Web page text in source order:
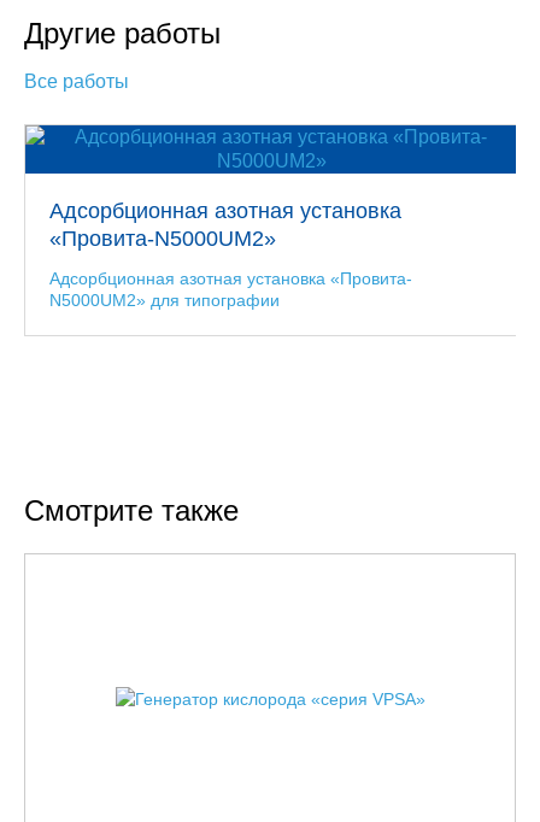
Другие работы
Все работы
Адсорбционная азотная установка
«Провита-N5000UM2»
Адсорбционная азотная установка «Провита-
N5000UM2» для типографии
Смотрите также